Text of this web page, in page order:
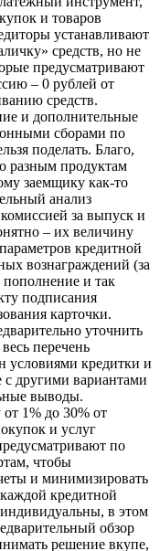
и товаров
устанавливают
средств, но не
предусматривают
– 0 рублей от
средств.
и дополнительные
сборами по
поделать. Благо,
разным продуктам
заемщику как-то
анализ
за выпуск и
– их величину
кредитной
вознаграждений (за
пополнение и так
подписания
карточки.
уточнить
перечень
условиями кредитки и
с другими вариантами
выводы.
1% до 30% от
и услуг
по
чтобы
и минимизировать
кредитной
в этом
обзор
решение вкупе,